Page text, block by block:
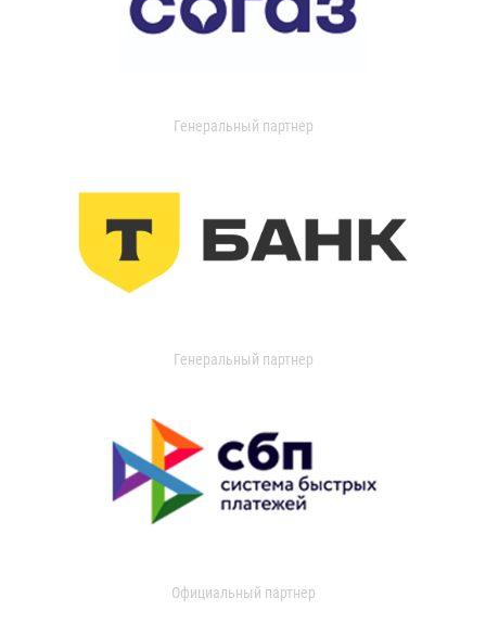
Генеральный партнер
Генеральный партнер
Официальный партнер